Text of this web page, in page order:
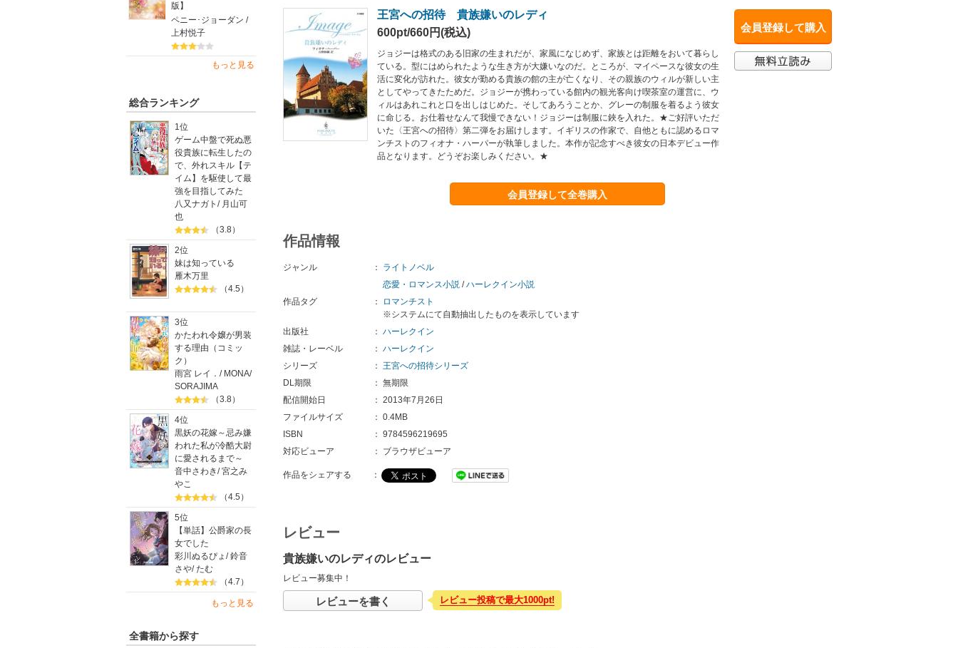
版】
ペニー･ジョーダン /
上村悦子
もっと見る
総合ランキング
1位
ゲーム中盤で死ぬ悪
役貴族に転生したの
で、外れスキル【テ
イム】を駆使して最
強を目指してみた
八又ナガト / 月山可
也
（3.8）
2位
妹は知っている
雁木万里
（4.5）
3位
かたわれ令嬢が男装
する理由（コミッ
ク）
雨宮 レイ． / MONA/
SORAJIMA
（3.8）
4位
黒妖の花嫁～忌み嫌
われた私が冷酷大尉
に愛されるまで～
音中さわき/宮之み
やこ
（4.5）
5位
【単話】公爵家の長
女でした
彩川ぬるぴょ /鈴音
さや/たむ
（4.7）
もっと見る
全書籍から探す
会員登録して購入
王宮への招待 貴族嫌いのレディ
600pt/660円(税込)
ジョジーは格式のある旧家の生まれだが、家風になじめず、家族とは距離をおいて暮らし
ている。型にはめられたような生き方が大嫌いなのだ。ところが、マイペースな彼女の生
活に変化が訪れた。彼女が勤める貴族の館の主が亡くなり、その親族のウィルが新しい主
としてやってきたためだ。ジョジーが携わっている館内の観光客向け喫茶室の運営に、ウ
ィルはあれこれと口を出しはじめた。そしてあろうことか、グレーの制服を着るよう彼女
に命じる。お仕着せなんて我慢できない！ジョジーは制服に鋏を入れた。★ご好評いただ
いた〈王宮への招待〉第二弾をお届けします。イギリスの作家で、自他ともに認めるロマ
ンチストのフィオナ・ハーパーが執筆しました。本作が記念すべき彼女の日本デビュー作
品となります。どうぞお楽しみください。★
会員登録して全巻購入
作品情報
ジャンル ：
ライトノベル
恋愛・ロマンス小説 /ハーレクイン小説
作品タグ
：
ロマンチスト
※システムにて自動抽出したものを表示しています
出版社
： ハーレクイン
雑誌・レーベル
： ハーレクイン
シリーズ
： 王宮への招待シリーズ
DL期限
： 無期限
配信開始日
： 2013年7月26日
ファイルサイズ
： 0.4MB
ISBN
： 9784596219695
対応ビューア
： ブラウザビューア
作品をシェアする ：
レビュー
貴族嫌いのレディのレビュー
レビュー募集中！
レビューを書く レビュー投稿で最大1000pt!